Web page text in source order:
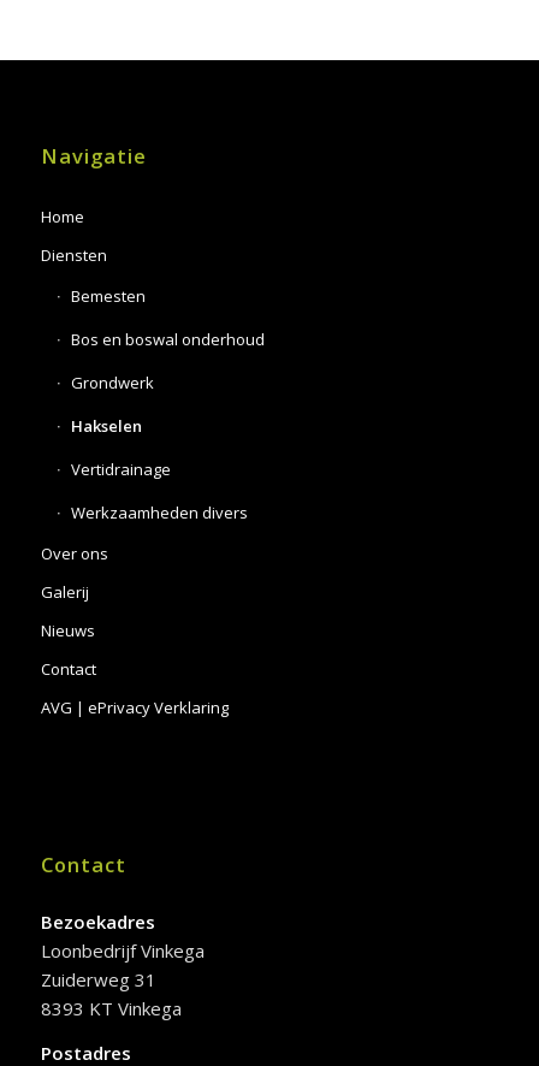
Navigatie
Home
Diensten
Bemesten
Bos en boswal onderhoud
Grondwerk
Hakselen
Vertidrainage
Werkzaamheden divers
Over ons
Galerij
Nieuws
Contact
AVG | ePrivacy Verklaring
Contact
Bezoekadres
Loonbedrijf Vinkega
Zuiderweg 31
8393 KT Vinkega
Postadres